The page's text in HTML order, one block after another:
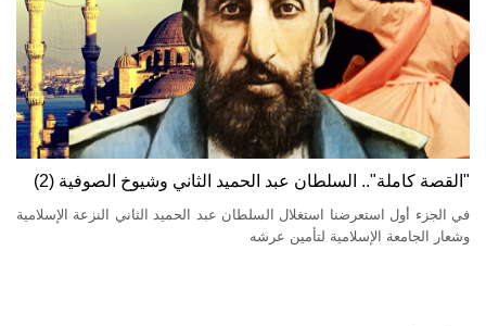
"القصة كاملة".. السلطان عبد الحميد الثاني وشيوخ الصوفية (2)
في الجزء أول استعرضنا استغلال السلطان عبد الحميد الثاني النزعة الإسلامية
وشعار الجامعة الإسلامية لتأمين عرشه